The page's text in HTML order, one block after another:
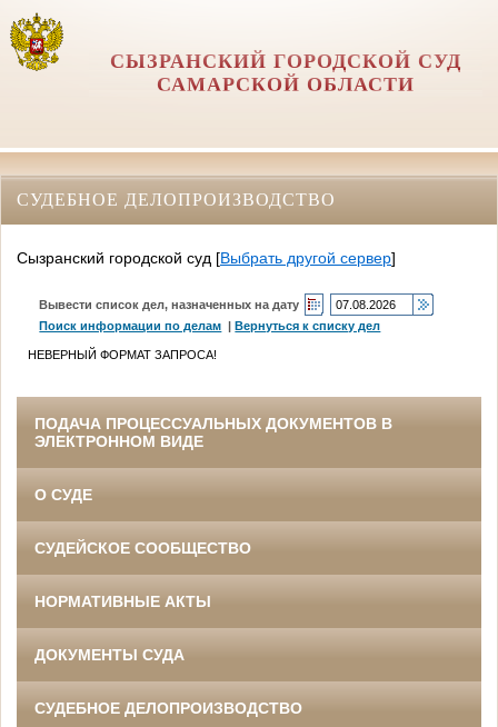
СЫЗРАНСКИЙ ГОРОДСКОЙ СУД
САМАРСКОЙ ОБЛАСТИ
СУДЕБНОЕ ДЕЛОПРОИЗВОДСТВО
Сызранский городской суд [Выбрать другой сервер]
Вывести список дел, назначенных на дату
Поиск информации по делам |Вернуться к списку дел
НЕВЕРНЫЙ ФОРМАТ ЗАПРОСА!
ПОДАЧА ПРОЦЕССУАЛЬНЫХ ДОКУМЕНТОВ В
ЭЛЕКТРОННОМ ВИДЕ
О СУДЕ
СУДЕЙСКОЕ СООБЩЕСТВО
НОРМАТИВНЫЕ АКТЫ
ДОКУМЕНТЫ СУДА
СУДЕБНОЕ ДЕЛОПРОИЗВОДСТВО